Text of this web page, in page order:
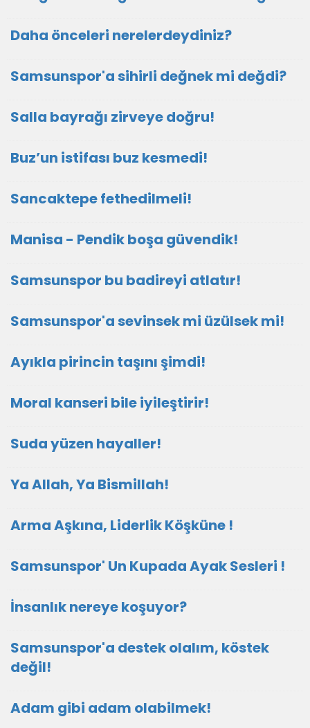
Daha önceleri nerelerdeydiniz?
Samsunspor'a sihirli değnek mi değdi?
Salla bayrağı zirveye doğru!
Buz’un istifası buz kesmedi!
Sancaktepe fethedilmeli!
Manisa - Pendik boşa güvendik!
Samsunspor bu badireyi atlatır!
Samsunspor'a sevinsek mi üzülsek mi!
Ayıkla pirincin taşını şimdi!
Moral kanseri bile iyileştirir!
Suda yüzen hayaller!
Ya Allah, Ya Bismillah!
Arma Aşkına, Liderlik Köşküne !
Samsunspor' Un Kupada Ayak Sesleri !
İnsanlık nereye koşuyor?
Samsunspor'a destek olalım, köstek
değil!
Adam gibi adam olabilmek!